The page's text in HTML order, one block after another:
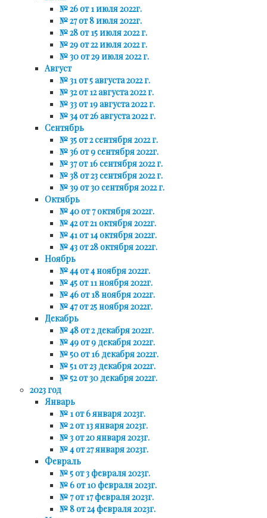
№ 26 от 1 июля 2022г.
№ 27 от 8 июля 2022г.
№ 28 от 15 июля 2022 г.
№ 29 от 22 июля 2022 г.
№ 30 от 29 июля 2022 г.
Август
№ 31 от 5 августа 2022 г.
№ 32 от 12 августа 2022 г.
№ 33 от 19 августа 2022 г.
№ 34 от 26 августа 2022 г.
Сентябрь
№ 35 от 2 сентября 2022 г.
№ 36 от 9 сентября 2022г.
№ 37 от 16 сентября 2022 г.
№ 38 от 23 сентября 2022 г.
№ 39 от 30 сентября 2022 г.
Октябрь
№ 40 от 7 октября 2022г.
№ 42 от 21 октября 2022г.
№ 41 от 14 октября 2022г.
№ 43 от 28 октября 2022г.
Ноябрь
№ 44 от 4 ноября 2022г.
№ 45 от 11 ноября 2022г.
№ 46 от 18 ноября 2022г.
№ 47 от 25 ноября 2022г.
Декабрь
№ 48 от 2 декабря 2022г.
№ 49 от 9 декабря 2022г.
№ 50 от 16 декабря 2022г.
№ 51 от 23 декабря 2022г.
№ 52 от 30 декабря 2022г.
2023 год
Январь
№ 1 от 6 января 2023г.
№ 2 от 13 января 2023г.
№ 3 от 20 января 2023г.
№ 4 от 27 января 2023г.
Февраль
№ 5 от 3 февраля 2023г.
№ 6 от 10 февраля 2023г.
№ 7 от 17 февраля 2023г.
№ 8 от 24 февраля 2023г.